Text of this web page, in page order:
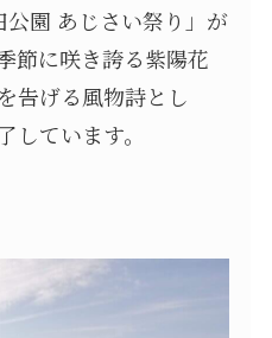
園 あじさい祭り」が
節に咲き誇る紫陽花
告げる風物詩とし
しています。